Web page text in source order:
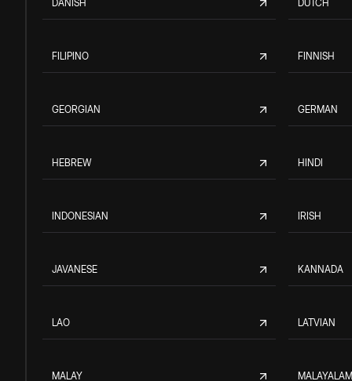
DANISH DUTCH
FILIPINO FINNISH
GEORGIAN GERMAN
HEBREW HINDI
INDONESIAN IRISH
JAVANESE KANNADA
LAO LATVIAN
MALAY MALAYALAM